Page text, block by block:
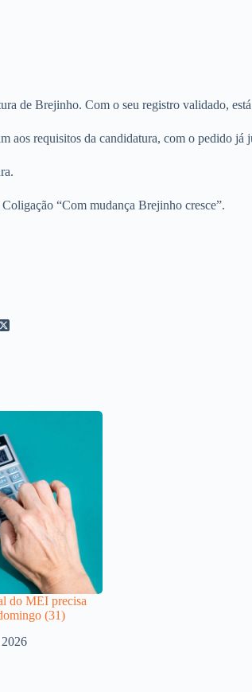
de Brejinho. Com o seu registro validado,
aos requisitos da candidatura, com o pedido já
“Com mudança Brejinho cresce”.
do MEI precisa
(31)